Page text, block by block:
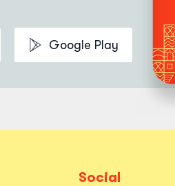
Google Play
Social